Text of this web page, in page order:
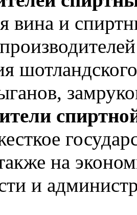
вина и
на
и